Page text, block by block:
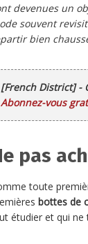
devenues un
souvent
bien
[French District] -
Abonnez-vous
pas
toute
bottes de
étudier et qui ne